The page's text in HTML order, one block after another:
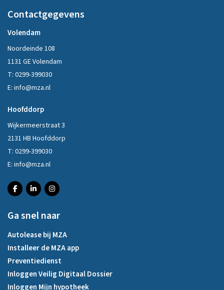
Contactgegevens
Volendam
Noordeinde 108
1131 GE Volendam
T: 0299-399030
E: info@mza.nl
Hoofddorp
Wijkermeerstraat 3
2131 HB Hoofddorp
T: 0299-399030
E: info@mza.nl
Ga snel naar
Autolease bij MZA
Installeer de MZA app
Preventiedienst
Inloggen Veilig Digitaal Dossier
Inloggen Mijn hypotheek